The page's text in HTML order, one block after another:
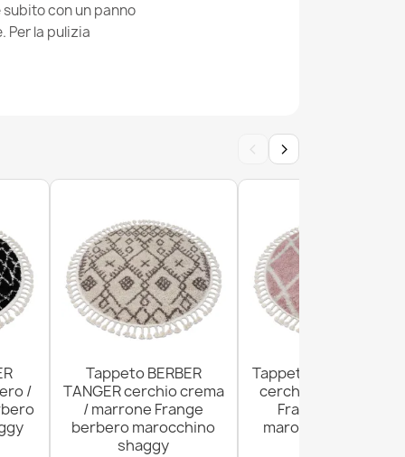
Shaggy cerchio grigio molto spesso,
lavabile
FLIM 008-B2 shaggy, cerchi - Structural
con un panno
Per la pulizia
‹ ›
/
Tappeto BERBER
TANGER cerchio crema
/ marrone Frange
berbero marocchino
shaggy
Tappeto BERBER
cerchio rosa / bianco
Frange berbero
marocchino shaggy